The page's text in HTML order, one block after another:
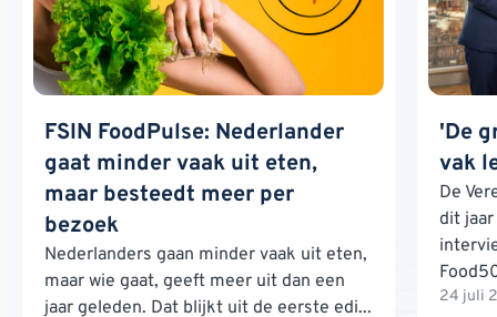
FSIN FoodPulse: Nederlander
gaat minder vaak uit eten,
maar besteedt meer per
bezoek
Nederlanders gaan minder vaak uit eten,
maar wie gaat, geeft meer uit dan een
jaar geleden. Dat blijkt uit de eerste edi...
'De
vak
De
dit
24 juli